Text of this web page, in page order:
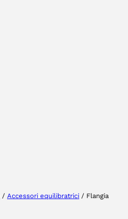
/ Accessori equilibratrici / Flangia